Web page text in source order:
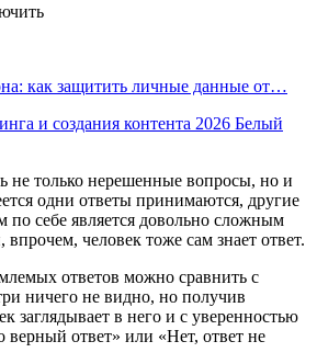
как защитить личные данные от…
и создания контента 2026 Белый
не только нерешенные вопросы, но и
одни ответы принимаются, другие
себе является довольно сложным
человек тоже сам знает ответ.
ответов можно сравнить с
ничего не видно, но получив
заглядывает в него и с уверенностью
верный ответ» или «Нет, ответ не